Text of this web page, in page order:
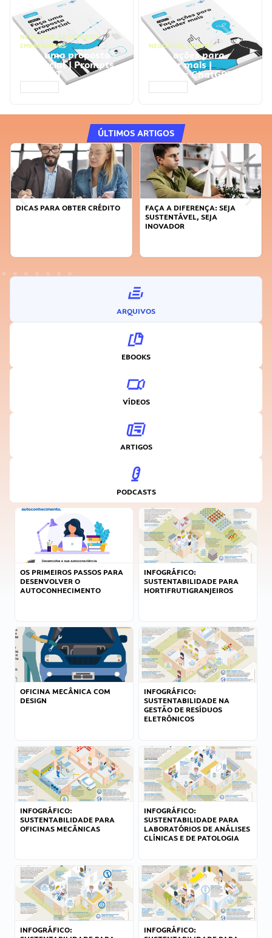
NEGÓCIOS, PROCESSOS
EMPRESARIAIS
Faça uma proposta
comercial | Prompts
ChatGPT
NEGÓCIOS, VENDAS
Faça ações para
vender mais |
Prompts ChatGPT
ÚLTIMOS ARTIGOS
DICAS PARA OBTER CRÉDITO
FAÇA A DIFERENÇA: SEJA
SUSTENTÁVEL, SEJA
INOVADOR
ARQUIVOS
EBOOKS
VÍDEOS
ARTIGOS
PODCASTS
OS PRIMEIROS PASSOS PARA
DESENVOLVER O
AUTOCONHECIMENTO
INFOGRÁFICO:
SUSTENTABILIDADE PARA
HORTIFRUTIGRANJEIROS
OFICINA MECÂNICA COM
DESIGN
INFOGRÁFICO:
SUSTENTABILIDADE NA
GESTÃO DE RESÍDUOS
ELETRÔNICOS
INFOGRÁFICO:
SUSTENTABILIDADE PARA
OFICINAS MECÂNICAS
INFOGRÁFICO:
SUSTENTABILIDADE PARA
LABORATÓRIOS DE ANÁLISES
CLÍNICAS E DE PATOLOGIA
INFOGRÁFICO:
INFOGRÁFICO: